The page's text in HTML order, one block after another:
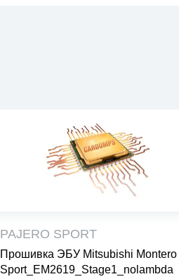
PAJERO SPORT
Прошивка ЭБУ Mitsubishi Montero
Sport_EM2619_Stage1_nolambda
все файлы проверены на вирусы
все файлы в архивах zip или rar